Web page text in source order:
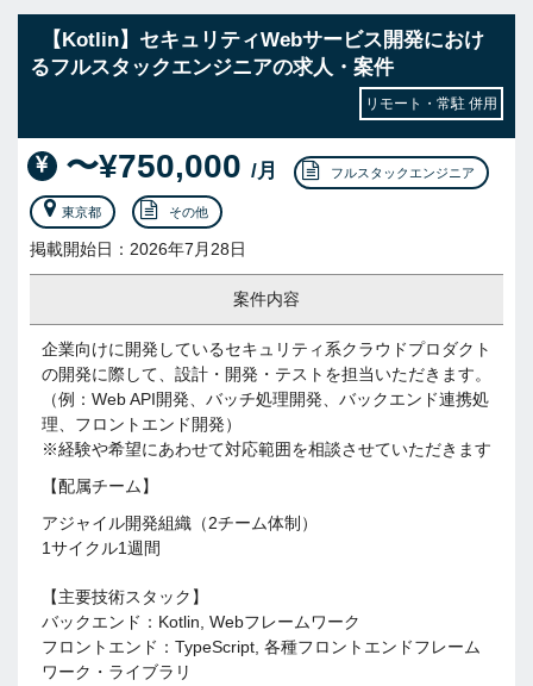
【Kotlin】セキュリティWebサービス開発におけ
るフルスタックエンジニアの求人・案件
リモート・常駐 併用
〜¥750,000 /月 フルスタックエンジニア
東京都 その他
掲載開始日：2026年7月28日
案件内容
企業向けに開発しているセキュリティ系クラウドプロダクト
の開発に際して、設計・開発・テストを担当いただきます。
（例：Web API開発、バッチ処理開発、バックエンド連携処
理、フロントエンド開発）
※経験や希望にあわせて対応範囲を相談させていただきます
【配属チーム】
アジャイル開発組織（2チーム体制）
1サイクル1週間
【主要技術スタック】
バックエンド：Kotlin, Webフレームワーク
フロントエンド：TypeScript, 各種フロントエンドフレーム
ワーク・ライブラリ